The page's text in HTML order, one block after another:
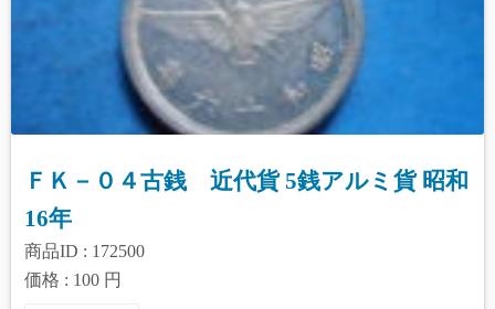
ＦＫ－０４古銭 近代貨 5銭アルミ貨 昭和
16年
商品ID : 172500
価格 : 100 円